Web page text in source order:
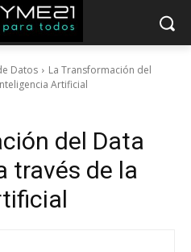
Datos
La Transformación del
Artificial
del Data
través de la